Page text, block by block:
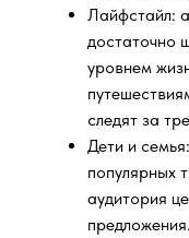
Лайфстайл:
достаточно
уровнем
следят за
Дети и
популярных
аудитория
предложения.